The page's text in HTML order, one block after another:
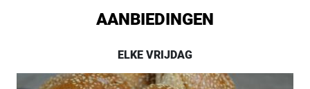
AANBIEDINGEN
ELKE VRIJDAG